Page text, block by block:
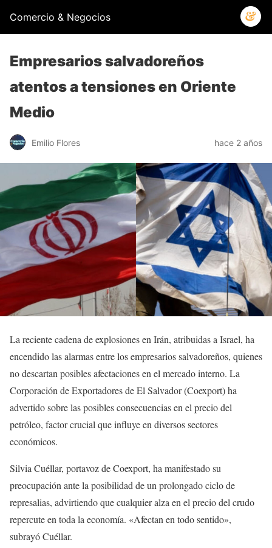
Comercio & Negocios
Empresarios salvadoreños
atentos a tensiones en Oriente
Medio
Emilio Flores hace 2 años
La reciente cadena de explosiones en Irán, atribuidas a Israel, ha
encendido las alarmas entre los empresarios salvadoreños, quienes
no descartan posibles afectaciones en el mercado interno. La
Corporación de Exportadores de El Salvador (Coexport) ha
advertido sobre las posibles consecuencias en el precio del
petróleo, factor crucial que influye en diversos sectores
económicos.
Silvia Cuéllar, portavoz de Coexport, ha manifestado su
preocupación ante la posibilidad de un prolongado ciclo de
represalias, advirtiendo que cualquier alza en el precio del crudo
repercute en toda la economía. «Afectan en todo sentido»,
subrayó Cuéllar.